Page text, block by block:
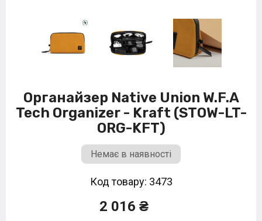
Органайзер Native Union W.F.A
Tech Organizer - Kraft (STOW-LT-
ORG-KFT)
Немає в наявності
Код товару: 3473
2 016 ₴